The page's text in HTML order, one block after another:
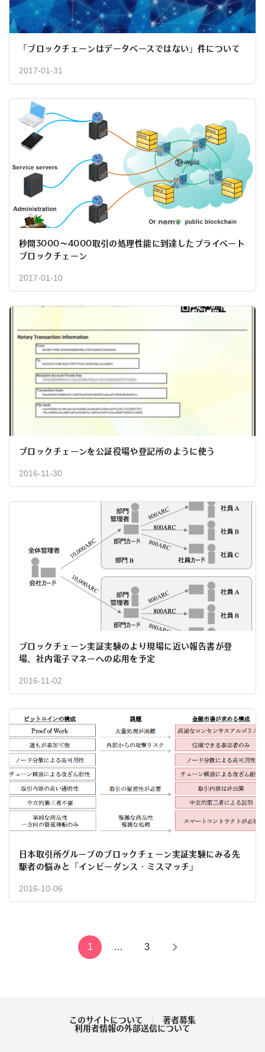
「ブロックチェーンはデータベースではない」件について
2017-01-31
秒間3000～4000取引の処理性能に到達したプライベート
ブロックチェーン
2017-01-10
ブロックチェーンを公証役場や登記所のように使う
2016-11-30
ブロックチェーン実証実験のより現場に近い報告書が登
場、社内電子マネーへの応用を予定
2016-11-02
日本取引所グループのブロックチェーン実証実験にみる先
駆者の悩みと「インピーダンス・ミスマッチ」
2016-10-06
1 … 3
このサイトについて
著者募集
利用者情報の外部送信について